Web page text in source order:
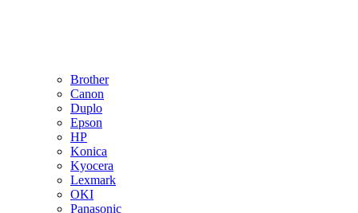
Brother
Canon
Duplo
Epson
HP
Konica
Kyocera
Lexmark
OKI
Panasonic